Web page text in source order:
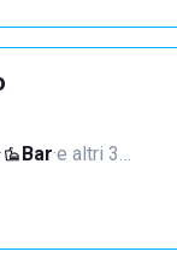
· Bar·e altri 3…